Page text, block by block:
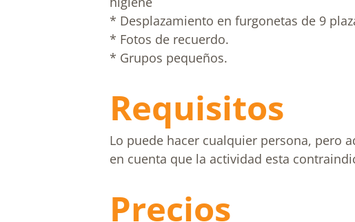
* Desplazamiento en furgonetas de 9
* Fotos de recuerdo.
* Grupos pequeños.
Requisitos
Lo puede hacer cualquier persona, pero
en cuenta que la actividad esta
Precios